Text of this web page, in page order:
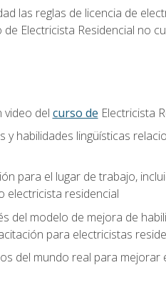
las reglas de licencia de
Electricista Residencial no
video del curso de Electricista
y habilidades lingüísticas
para el lugar de trabajo,
electricista residencial
del modelo de mejora de
para electricistas
del mundo real para